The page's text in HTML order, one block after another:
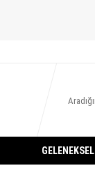
GELENEKSEL